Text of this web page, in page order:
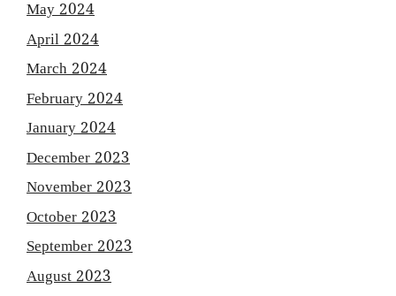
May 2024
April 2024
March 2024
February 2024
January 2024
December 2023
November 2023
October 2023
September 2023
August 2023